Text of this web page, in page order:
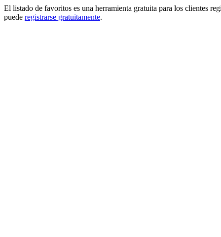
El listado de favoritos es una herramienta gratuita para los clientes
puede registrarse gratuitamente.